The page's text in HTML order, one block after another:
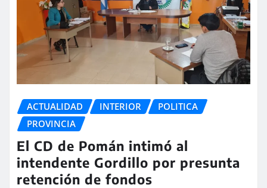
ACTUALIDAD INTERIOR
POLITICA
PROVINCIA
El CD de Pomán intimó al
intendente Gordillo por presunta
retención de fondos